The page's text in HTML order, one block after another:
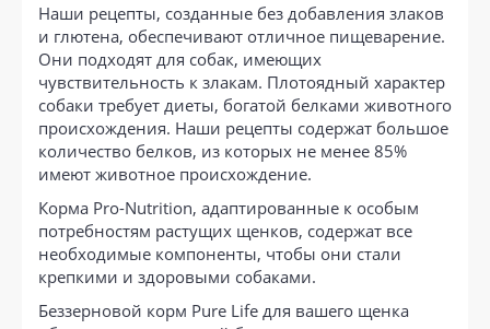
Наши рецепты, созданные без добавления злаков
и глютена, обеспечивают отличное пищеварение.
Они подходят для собак, имеющих
чувствительность к злакам. Плотоядный характер
собаки требует диеты, богатой белками животного
происхождения. Наши рецепты содержат большое
количество белков, из которых не менее 85%
имеют животное происхождение.
Корма Pro-Nutrition, адаптированные к особым
потребностям растущих щенков, содержат все
необходимые компоненты, чтобы они стали
крепкими и здоровыми собаками.
Беззерновой корм Pure Life для вашего щенка